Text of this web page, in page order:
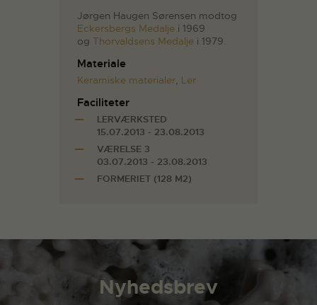
Jørgen Haugen Sørensen modtog
Eckersbergs Medalje i 1969
og Thorvaldsens Medalje i 1979.
Materiale
Keramiske materialer, Ler
Faciliteter
LERVÆRKSTED
15.07.2013 - 23.08.2013
VÆRELSE 3
03.07.2013 - 23.08.2013
FORMERIET (128 M2)
Nyhedsbrev